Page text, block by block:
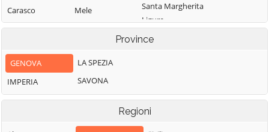
Carasco
Casarza Ligure
Castiglione
Chiavarese
Ceranesi
Mele
Mezzanego
Moconesi
Moneglia
Montebruno
Santa Margherita
Ligure
Santo Stefano
Sestri Levante
Sori
Province
GENOVA
IMPERIA
LA SPEZIA
SAVONA
Regioni